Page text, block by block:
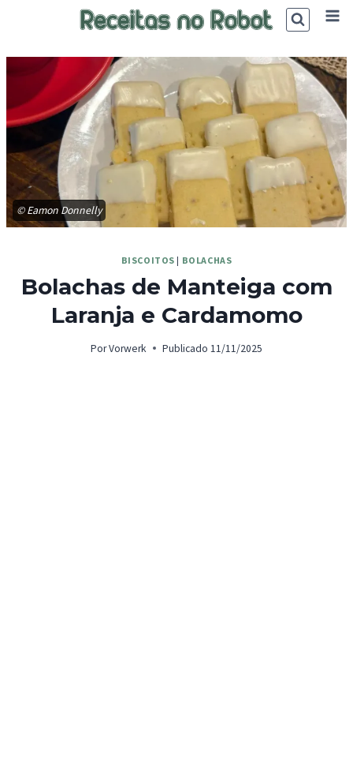
© Eamon Donnelly
BISCOITOS | BOLACHAS
Bolachas de Manteiga com
Laranja e Cardamomo
PorVorwerk Publicado 11/11/2025